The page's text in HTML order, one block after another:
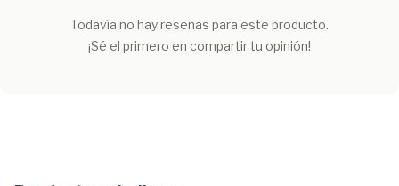
Todavía no hay reseñas para este producto.
¡Sé el primero en compartir tu opinión!